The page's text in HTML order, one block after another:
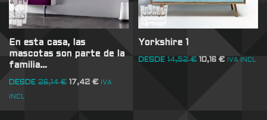
En esta casa, las
mascotas son parte de la
familia…
DESDE 26,14€ 17,42 € IVA
INCL
Yorkshire 1
DESDE 14,52€ 10,16€ IVA INCL